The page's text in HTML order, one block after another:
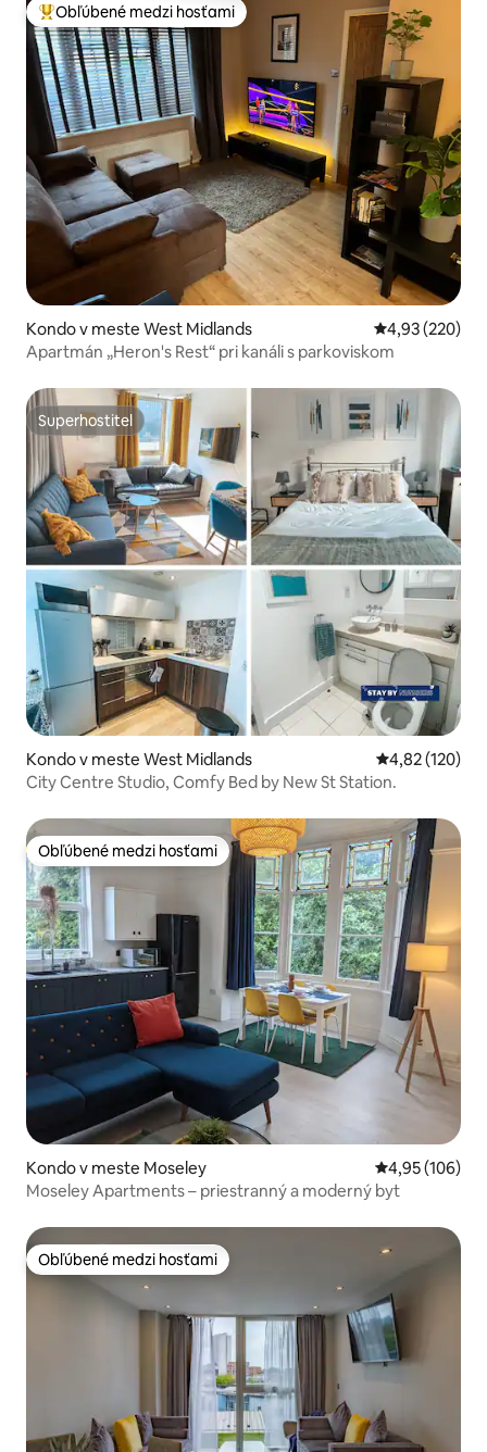
Najobľúbenejšie medzi hosťami
Obľúbené medzi hosťami
Kondo v meste West Midlands Priemerné
4,93 (220)
Apartmán „Heron's Rest“ pri kanáli s parkoviskom
Superhostiteľ
Superhostiteľ
Kondo v meste West Midlands Priemerné
4,82 (120)
City Centre Studio, Comfy Bed by New St Station.
Obľúbené medzi hosťami
Obľúbené medzi hosťami
Kondo v meste Moseley Priemerné
4,95 (106)
Moseley Apartments – priestranný a moderný byt
Obľúbené medzi hosťami
Obľúbené medzi hosťami